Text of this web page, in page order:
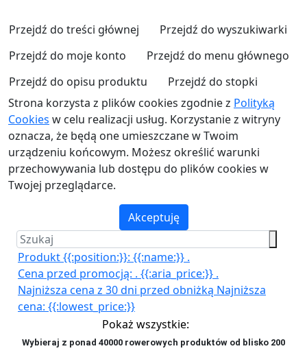
Przejdź do treści głównej
Przejdź do wyszukiwarki
Przejdź do moje konto
Przejdź do menu głównego
Przejdź do opisu produktu
Przejdź do stopki
Strona korzysta z plików cookies zgodnie z Polityką
Cookies w celu realizacji usług. Korzystanie z witryny
oznacza, że będą one umieszczane w Twoim
urządzeniu końcowym. Możesz określić warunki
przechowywania lub dostępu do plików cookies w
Twojej przeglądarce.
Akceptuję
Produkt {{:position:}}: {{:name:}} .
Cena przed promocją: . {{:aria_price:}} .
Najniższa cena z 30 dni przed obniżką Najniższa
cena: {{:lowest_price:}}
Pokaż wszystkie:
Wybieraj z ponad 40000 rowerowych produktów od blisko 200